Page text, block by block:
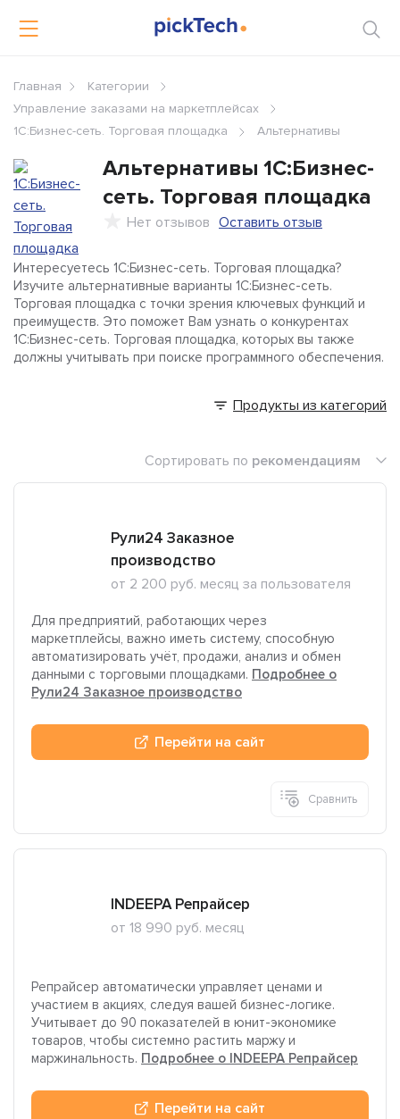
Главная
Категории
Управление заказами на маркетплейсах
1C:Бизнес-сеть. Торговая площадка
Альтернативы
Альтернативы 1C:Бизнес-
сеть. Торговая площадка
Нет отзывов Оставить отзыв
Интересуетесь 1C:Бизнес-сеть. Торговая площадка?
Изучите альтернативные варианты 1C:Бизнес-сеть.
Торговая площадка с точки зрения ключевых функций и
преимуществ. Это поможет Вам узнать о конкурентах
1C:Бизнес-сеть. Торговая площадка, которых вы также
должны учитывать при поиске программного обеспечения.
Продукты из категорий
Сортировать по рекомендациям
Рули24 Заказное
производство
от 2 200 руб. месяц за пользователя
Для предприятий, работающих через
маркетплейсы, важно иметь систему, способную
автоматизировать учёт, продажи, анализ и обмен
данными с торговыми площадками. Подробнее о
Рули24 Заказное производство
Перейти на сайт
Сравнить
INDEEPA Репрайсер
от 18 990 руб. месяц
Репрайсер автоматически управляет ценами и
участием в акциях, следуя вашей бизнес-логике.
Учитывает до 90 показателей в юнит-экономике
товаров, чтобы системно растить маржу и
маржинальность. Подробнее о INDEEPA Репрайсер
Перейти на сайт